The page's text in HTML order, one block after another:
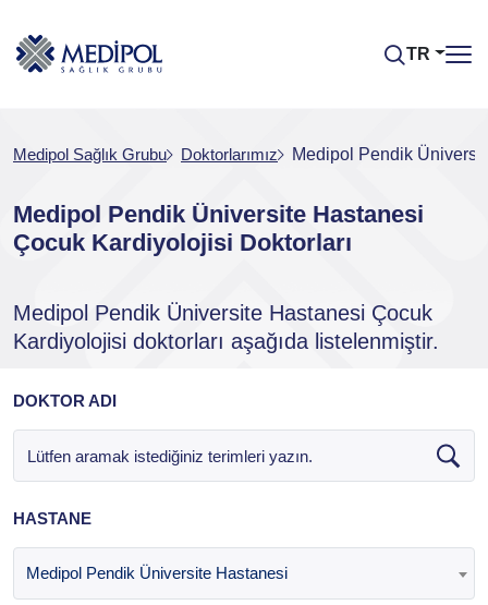
TR
Medipol Sağlık Grubu Doktorlarımız Medipol Pendik
Medipol Pendik Üniversite Hastanesi
Çocuk Kardiyolojisi Doktorları
Medipol Pendik Üniversite Hastanesi Çocuk
Kardiyolojisi doktorları aşağıda listelenmiştir.
DOKTOR ADI
HASTANE
Medipol Pendik Üniversite Hastanesi